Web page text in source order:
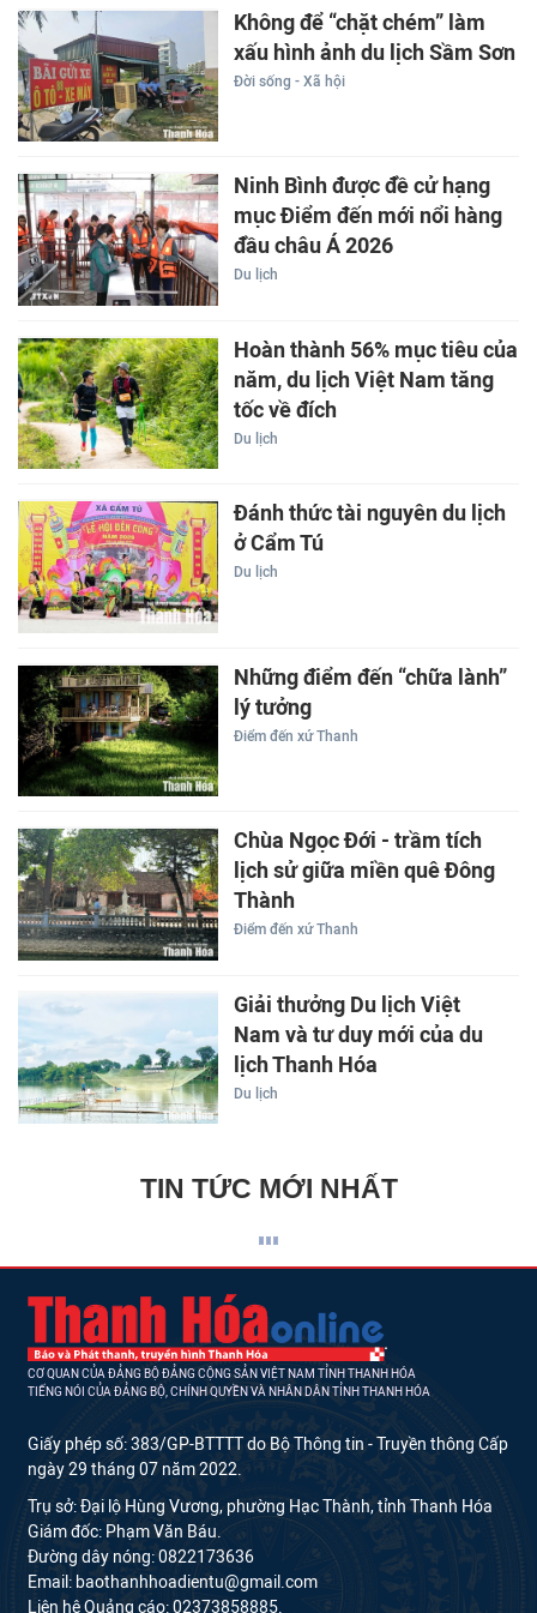
Không để “chặt chém” làm
xấu hình ảnh du lịch Sầm Sơn
Đời sống - Xã hội
Ninh Bình được đề cử hạng
mục Điểm đến mới nổi hàng
đầu châu Á 2026
Du lịch
Hoàn thành 56% mục tiêu của
năm, du lịch Việt Nam tăng
tốc về đích
Du lịch
Đánh thức tài nguyên du lịch
ở Cẩm Tú
Du lịch
Những điểm đến “chữa lành”
lý tưởng
Điểm đến xứ Thanh
Chùa Ngọc Đới - trầm tích
lịch sử giữa miền quê Đông
Thành
Điểm đến xứ Thanh
Giải thưởng Du lịch Việt
Nam và tư duy mới của du
lịch Thanh Hóa
Du lịch
TIN TỨC MỚI NHẤT
CƠ QUAN CỦA ĐẢNG BỘ ĐẢNG CỘNG SẢN VIỆT NAM TỈNH THANH HÓA
TIẾNG NÓI CỦA ĐẢNG BỘ, CHÍNH QUYỀN VÀ NHÂN DÂN TỈNH THANH HÓA
Giấy phép số: 383/GP-BTTTT do Bộ Thông tin - Truyền thông Cấp
ngày 29 tháng 07 năm 2022.
Trụ sở: Đại lộ Hùng Vương, phường Hạc Thành, tỉnh Thanh Hóa
Giám đốc: Phạm Văn Báu.
Đường dây nóng: 0822173636
Email: baothanhhoadientu@gmail.com
Liên hệ Quảng cáo: 02373858885.